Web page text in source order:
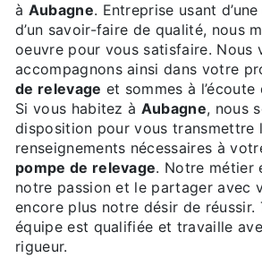
à Aubagne. Entreprise usant
d’un savoir-faire de qualité, nous
oeuvre pour vous satisfaire. Nous
accompagnons ainsi dans votre
de relevage et sommes à
Si vous habitez à Aubagne, nous
disposition pour vous transmettre
renseignements nécessaires à
pompe de relevage. Notre métier
notre passion et le partager avec
encore plus notre désir de réussir.
équipe est qualifiée et travaille
rigueur.